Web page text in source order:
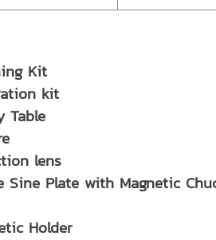
Kit
kit
Table
lens
Sine Plate with Magnetic
Holder